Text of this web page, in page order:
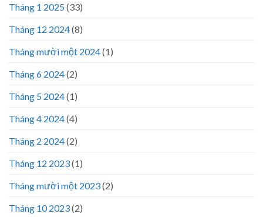
Tháng 1 2025(33)
Tháng 12 2024(8)
Tháng mười một 2024(1)
Tháng 6 2024(2)
Tháng 5 2024(1)
Tháng 4 2024(4)
Tháng 2 2024(2)
Tháng 12 2023(1)
Tháng mười một 2023(2)
Tháng 10 2023(2)